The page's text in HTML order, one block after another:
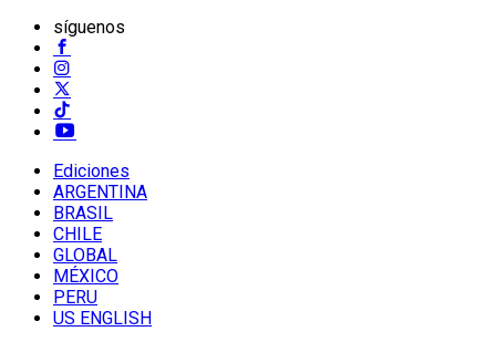
síguenos
Ediciones
ARGENTINA
BRASIL
CHILE
GLOBAL
MÉXICO
PERU
US ENGLISH